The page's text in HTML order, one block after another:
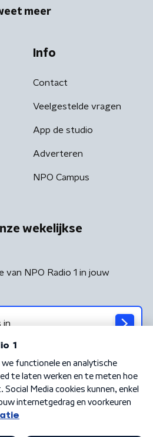
meer
Info
Contact
Veelgestelde vragen
App de studio
Adverteren
NPO Campus
wekelijkse
van NPO Radio 1 in jouw